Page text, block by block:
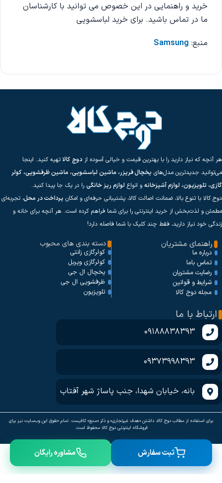
خرید و راهنمایی در این خصوص می توانید با کارشناسان
ما در تماس باشید. برای خرید لباسشویی
منبع: Samsung
هر آنچه که نیاز دارید را با بهترین قیمت و خیالی آسوده از دوج کالاتهیه کنید. اینجا
می‌توانید جدیدترین مدل‌های یخچال فریزر، ماشین لباسشویی، ماشین ظرفشویی، کولر
گازی، تلویزیون، لوازم آشپزخانه و انواع لوازم ریز خانگی را در یک جا پیدا کنید.
دوج کالا با تنوع بالا، ضمانت اصالت کالا، پشتیبانی حرفه‌ای و امکان پرداخت در محل، تجربه‌ای
مطمئن و لذت‌بخش از خرید اینترنتی را برای شما فراهم کرده است. هر آنچه برای خانه و
زندگی خود نیاز دارید، فقط چند کلیک با شما فاصله دارد!
راهنمای مشتریان
درباره ما
تماس باما
رضایت مشتریان
شرایط و قوانین
مجله دوج کالا
دسته بندی های محبوب
کولرگازی زانتی
کولرگازی ویربل
یخچال ال جی
ظرفشویی ال جی
تلویزیون
ارتباط با ما
09188838393
09373998393
بانه، خیابان شهدا، جنب پاساژ شهر آفتاب
برای استفاده از مطالب دوج کالا، داشتن «هدف غیرتجاری» و ذکر «منبع» کافیست. تمام حقوق اين وب‌سايت نیز برای
فروشگاه اینترنتی دوج کالا محفوظ است.
ثبت سفارش مشاوره رایگان